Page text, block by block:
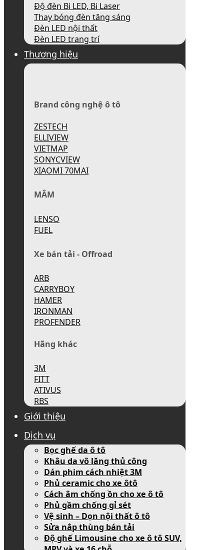
Độ đèn Bi LED, Bi Laser
Thay bóng đèn tăng sáng
Đèn LED nội thất
Đèn LED trang trí
Thương hiệu
Brand công nghệ ô tô
ZESTECH
ELLIVIEW
VIETMAP
SONYCVIEW
XIAOMI 70MAI
MÂM
LENSO
FUEL
Xe bán tải - Offroad
ARB
CARRYBOY
HAMER
IRONMAN
PROFENDER
Hãng khác
3M
FITT
ATIVUS
RBS
Giới thiệu
Dịch vụ
Bọc ghế da ô tô
Khâu da vô lăng thủ công
Dán phim cách nhiệt 3M
Phủ ceramic cho xe ôtô
Cách âm chống ồn cho xe ô tô
Phủ gầm chống gỉ sét
Vệ sinh – Dọn nội thất ô tô
Sửa nắp thùng bán tải
Độ ghế Limousine cho xe ô tô SUV,